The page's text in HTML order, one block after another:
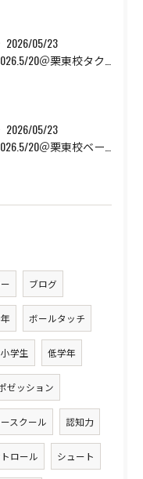
2026/05/23
2026/05/23
ブログ
ボールタッチ
小学生 低学年
ゼッション
スクール 認知力
ロール シュート